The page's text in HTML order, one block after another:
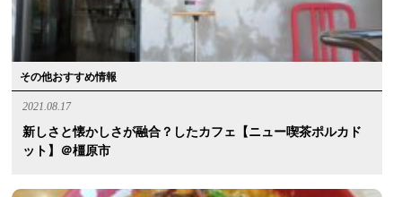
その他おすすめ情報
2021.08.17
新しさと懐かしさが融合？したカフェ【ニュー喫茶ポルカド
ット】＠橿原市